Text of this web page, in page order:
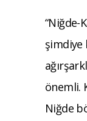
“Niğde-
şimdiye
önemli.
Niğde